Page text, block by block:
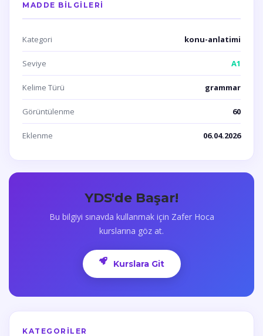
MADDE BILGILERI
Kategori konu-anlatimi
Seviye A1
Kelime Türü grammar
Görüntülenme 60
Eklenme 06.04.2026
YDS'de Başar!
Bu bilgiyi sınavda kullanmak için Zafer Hoca
kurslarına göz at.
Kurslara Git
KATEGORILER